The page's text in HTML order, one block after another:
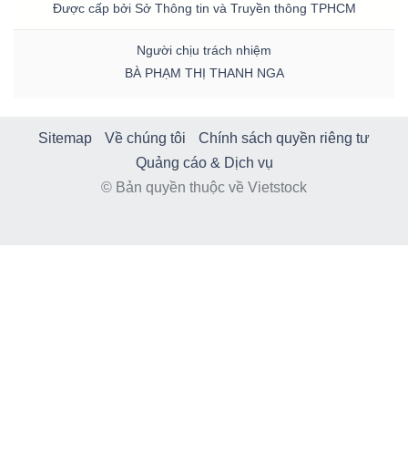
Được cấp bởi Sở Thông tin và Truyền thông TPHCM
Người chịu trách nhiệm
BÀ PHẠM THỊ THANH NGA
Sitemap Về chúng tôi
Chính sách quyền riêng tư
Quảng cáo & Dịch vụ
© Bản quyền thuộc về Vietstock